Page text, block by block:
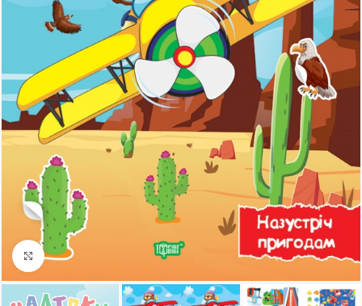
Клацніть, щоб збільшити